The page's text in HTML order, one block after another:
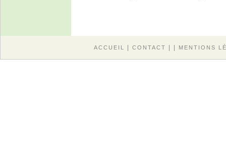
ACCUEIL CONTACT MENTIONS